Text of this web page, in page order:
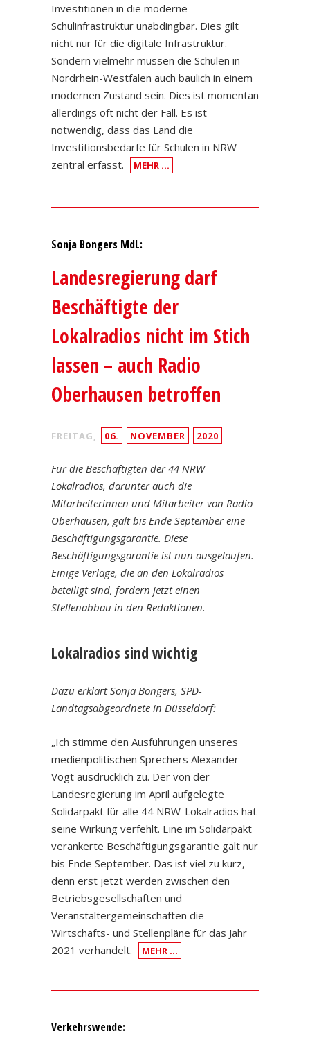
Investitionen in die moderne
Schulinfrastruktur unabdingbar. Dies gilt
nicht nur für die digitale Infrastruktur.
Sondern vielmehr müssen die Schulen in
Nordrhein-Westfalen auch baulich in einem
modernen Zustand sein. Dies ist momentan
allerdings oft nicht der Fall. Es ist
notwendig, dass das Land die
Investitionsbedarfe für Schulen in NRW
zentral erfasst.
MEHR …
Sonja Bongers MdL:
Landesregierung darf
Beschäftigte der
Lokalradios nicht im Stich
lassen – auch Radio
Oberhausen betroffen
FREITAG, 06. NOVEMBER 2020
Für die Beschäftigten der 44 NRW-
Lokalradios, darunter auch die
Mitarbeiterinnen und Mitarbeiter von Radio
Oberhausen, galt bis Ende September eine
Beschäftigungsgarantie. Diese
Beschäftigungsgarantie ist nun ausgelaufen.
Einige Verlage, die an den Lokalradios
beteiligt sind, fordern jetzt einen
Stellenabbau in den Redaktionen.
Lokalradios sind wichtig
Dazu erklärt Sonja Bongers, SPD-
Landtagsabgeordnete in Düsseldorf:
„Ich stimme den Ausführungen unseres
medienpolitischen Sprechers Alexander
Vogt ausdrücklich zu. Der von der
Landesregierung im April aufgelegte
Solidarpakt für alle 44 NRW-Lokalradios hat
seine Wirkung verfehlt. Eine im Solidarpakt
verankerte Beschäftigungsgarantie galt nur
bis Ende September. Das ist viel zu kurz,
denn erst jetzt werden zwischen den
Betriebsgesellschaften und
Veranstaltergemeinschaften die
Wirtschafts- und Stellenpläne für das Jahr
2021 verhandelt.
MEHR …
Verkehrswende: